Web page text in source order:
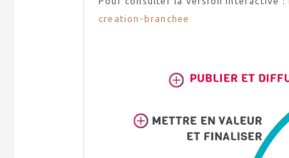
creation-branchee